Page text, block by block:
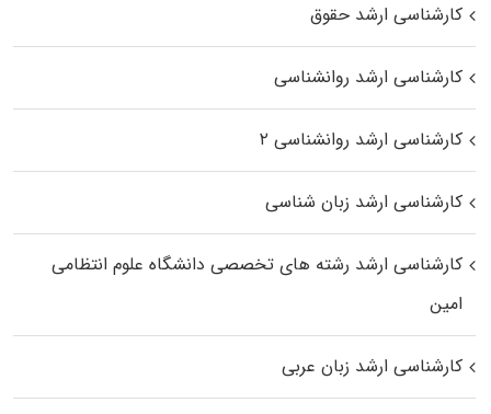
کارشناسی ارشد حقوق
کارشناسی ارشد روانشناسی
کارشناسی ارشد روانشناسی ۲
کارشناسی ارشد زبان شناسی
کارشناسی ارشد رﺷﺘﻪ ﻫﺎی تخصصی داﻧﺸﮕﺎه ﻋﻠﻮم انتظامی
اﻣﻴﻦ
کارشناسی ارشد زبان عربی